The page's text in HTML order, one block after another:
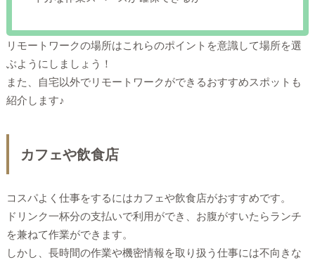
リモートワークの場所はこれらのポイントを意識して場所を選
ぶようにしましょう！
また、自宅以外でリモートワークができるおすすめスポットも
紹介します♪
カフェや飲食店
コスパよく仕事をするにはカフェや飲食店がおすすめです。
ドリンク一杯分の支払いで利用ができ、お腹がすいたらランチ
を兼ねて作業ができます。
しかし、長時間の作業や機密情報を取り扱う仕事には不向きな